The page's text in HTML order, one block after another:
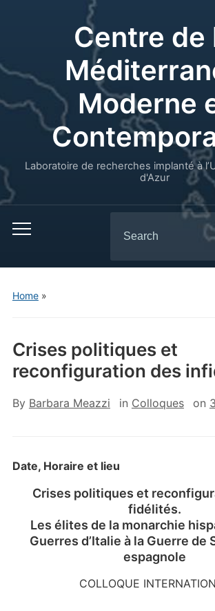
Centre de
Moderne
Laboratoire de recherches implanté à
d'Azur
for:
Home»
Crises politiques et
reconfiguration des
By Barbara Meazzi in Colloques on
Date, Horaire et lieu
Crises politiques et
fidélités.
Les élites de la monarchie
Guerres d’Italie à la Guerre de
espagnole
COLLOQUE